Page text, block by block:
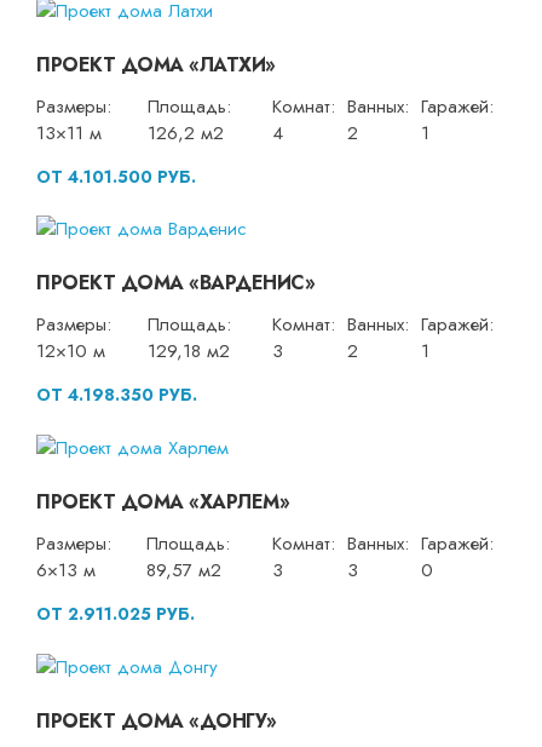
ПРОЕКТ ДОМА «ЛАТХИ»
Размеры:
13×11 м
Площадь:
126,2 м2
Комнат:
4
Ванных:
2
Гаражей:
1
ОТ 4.101.500 РУБ.
ПРОЕКТ ДОМА «ВАРДЕНИС»
Размеры:
12×10 м
Площадь:
129,18 м2
Комнат:
3
Ванных:
2
Гаражей:
1
ОТ 4.198.350 РУБ.
ПРОЕКТ ДОМА «ХАРЛЕМ»
Размеры:
6×13 м
Площадь:
89,57 м2
Комнат:
3
Ванных:
3
Гаражей:
0
ОТ 2.911.025 РУБ.
ПРОЕКТ ДОМА «ДОНГУ»